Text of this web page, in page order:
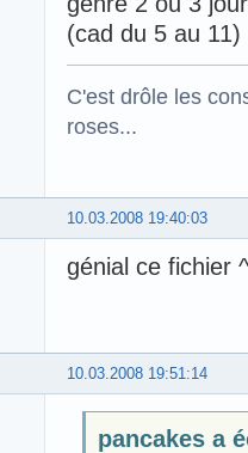
(cad du 5 au
C'est drôle les
roses...
10.03.2008 19:40:03
génial ce fichier
10.03.2008 19:51:14
pancakes a